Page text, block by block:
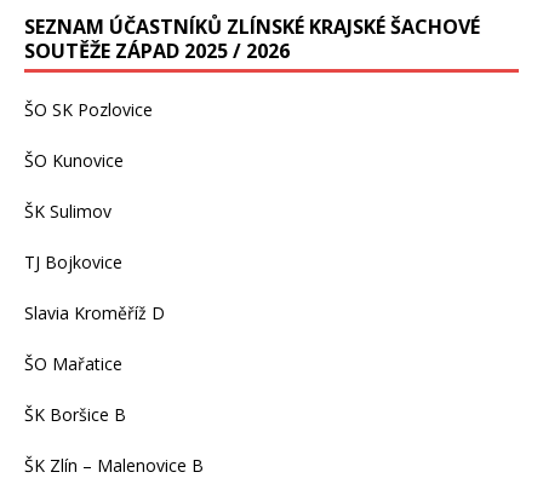
SEZNAM ÚČASTNÍKŮ ZLÍNSKÉ KRAJSKÉ ŠACHOVÉ
SOUTĚŽE ZÁPAD 2025 / 2026
ŠO SK Pozlovice
ŠO Kunovice
ŠK Sulimov
TJ Bojkovice
Slavia Kroměříž D
ŠO Mařatice
ŠK Boršice B
ŠK Zlín – Malenovice B